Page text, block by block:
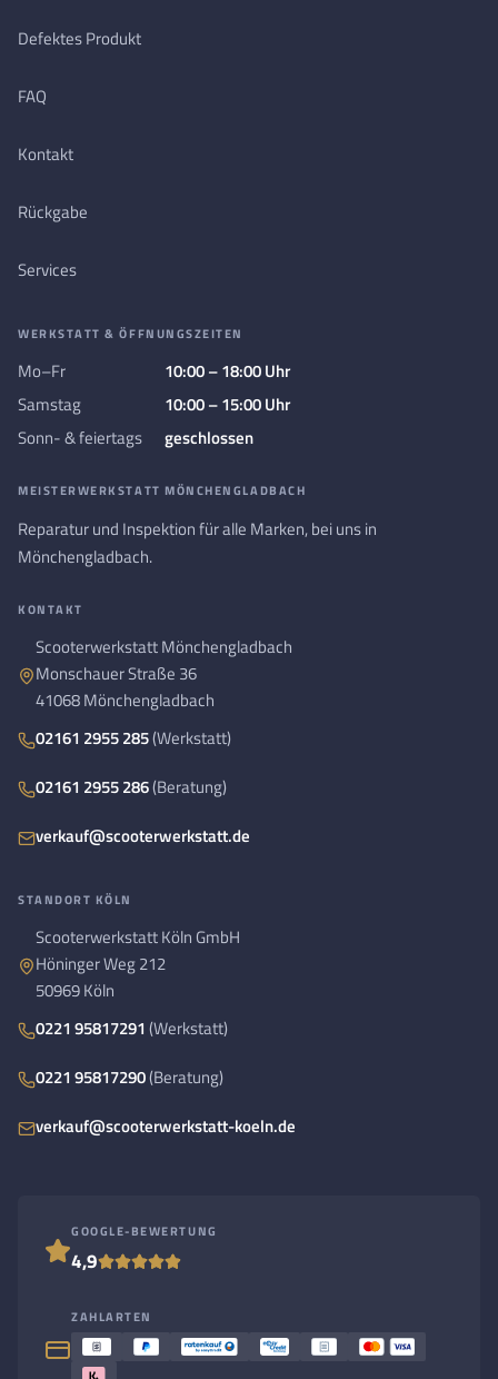
Defektes Produkt
FAQ
Kontakt
Rückgabe
Services
WERKSTATT & ÖFFNUNGSZEITEN
Mo–Fr
10:00 – 18:00 Uhr
Samstag
10:00 – 15:00 Uhr
Sonn- & feiertags
geschlossen
MEISTERWERKSTATT MÖNCHENGLADBACH
Reparatur und Inspektion für alle Marken, bei uns in
Mönchengladbach.
KONTAKT
Scooterwerkstatt Mönchengladbach
Monschauer Straße 36
41068 Mönchengladbach
02161 2955 285(Werkstatt)
02161 2955 286(Beratung)
verkauf@scooterwerkstatt.de
STANDORT KÖLN
Scooterwerkstatt Köln GmbH
Höninger Weg 212
50969 Köln
0221 95817291 (Werkstatt)
0221 95817290(Beratung)
verkauf@scooterwerkstatt-koeln.de
GOOGLE-BEWERTUNG
4,9
ZAHLARTEN